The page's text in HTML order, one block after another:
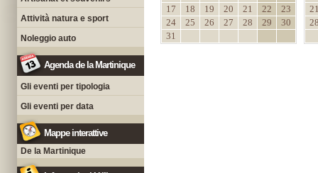
Attività natura e sport
Noleggio auto
Agenda de la Martinique
Gli eventi per tipologia
Gli eventi per data
Mappe interattive
De la Martinique
17
18 19 20 21 22
23
24
25 26 27 28 29
30
31